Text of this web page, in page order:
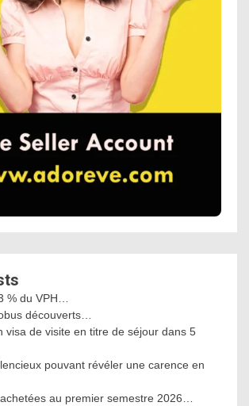
% du VPH…
découverts…
visa de visite en titre de séjour dans 5
pouvant révéler une carence en
au premier semestre 2026…